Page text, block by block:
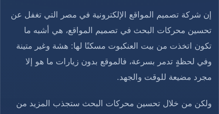
إن شركة تصميم المواقع الإلكترونية في مصر التي تغفل عن
تحسين محركات البحث في تصميم المواقع، هي أشبه ما
تكون اتخذت من بيت العنكبوت مسكنًا لها: هشة وغير متينة
وفي لحظةٍ تدمر بسرعة، فالموقع بدون زيارات ما هو إلا
مجرد مضيعة للوقت والجهد.
ولكن من خلال تحسين محركات البحث ستجذب المزيد من